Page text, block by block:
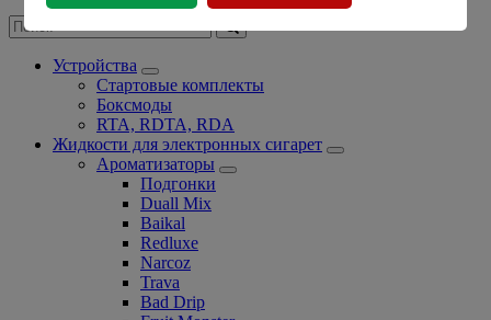
Устройства
Стартовые комплекты
Боксмоды
RTA, RDTA, RDA
Жидкости для электронных сигарет
Ароматизаторы
Подгонки
Duall Mix
Baikal
Redluxe
Narcoz
Trava
Bad Drip